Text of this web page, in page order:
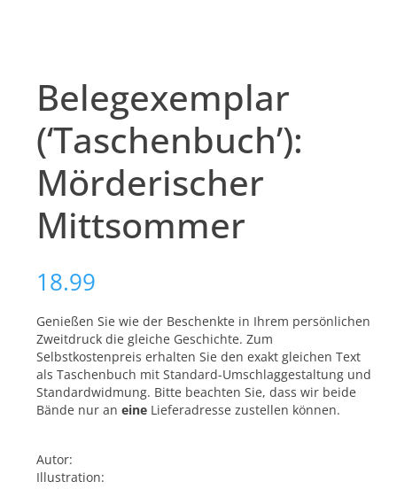
Belegexemplar
(‘Taschenbuch’):
Mörderischer
Mittsommer
18.99
Genießen Sie wie der Beschenkte in Ihrem persönlichen
Zweitdruck die gleiche Geschichte. Zum
Selbstkostenpreis erhalten Sie den exakt gleichen Text
als Taschenbuch mit Standard-Umschlaggestaltung und
Standardwidmung. Bitte beachten Sie, dass wir beide
Bände nur aneine Lieferadresse zustellen können.
Autor:
Illustration: